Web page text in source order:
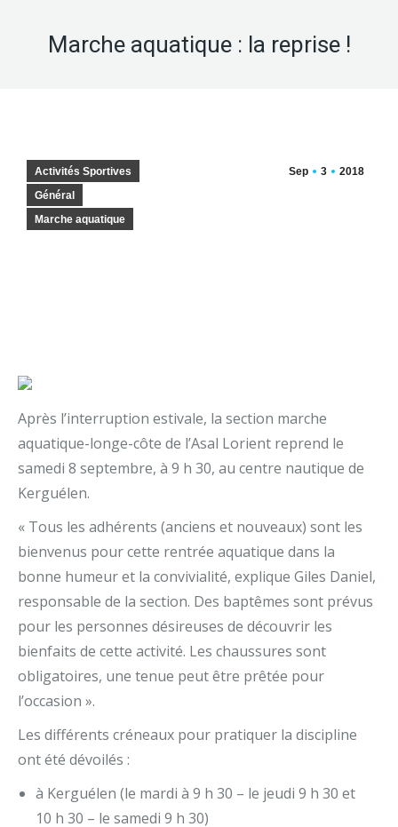
Marche aquatique : la reprise !
Sep 3 2018
Activités Sportives
Général
Marche aquatique
Après l’interruption estivale, la section marche
aquatique-longe-côte de l’Asal Lorient reprend le
samedi 8 septembre, à 9 h 30, au centre nautique de
Kerguélen.
« Tous les adhérents (anciens et nouveaux) sont les
bienvenus pour cette rentrée aquatique dans la
bonne humeur et la convivialité, explique Giles Daniel,
responsable de la section. Des baptêmes sont prévus
pour les personnes désireuses de découvrir les
bienfaits de cette activité. Les chaussures sont
obligatoires, une tenue peut être prêtée pour
l’occasion ».
Les différents créneaux pour pratiquer la discipline
ont été dévoilés :
à Kerguélen (le mardi à 9 h 30 – le jeudi 9 h 30 et
10 h 30 – le samedi 9 h 30)